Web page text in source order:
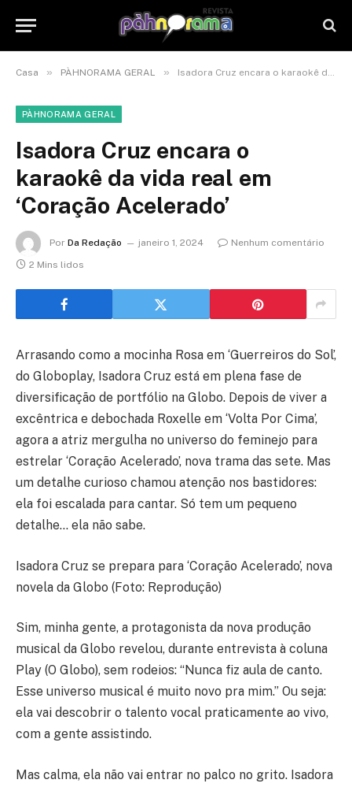
Casa » PÀHNORAMA GERAL » Isadora Cruz encara o karaokê da vida real em ‘Coração Acelerado’
PÀHNORAMA GERAL
Isadora Cruz encara o
karaokê da vida real em
‘Coração Acelerado’
Por Da Redação janeiro 1, 2024
Nenhum comentário
2 Mins lidos
Arrasando como a mocinha Rosa em ‘Guerreiros do Sol’,
do Globoplay, Isadora Cruz está em plena fase de
diversificação de portfólio na Globo. Depois de viver a
excêntrica e debochada Roxelle em ‘Volta Por Cima’,
agora a atriz mergulha no universo do feminejo para
estrelar ‘Coração Acelerado’, nova trama das sete. Mas
um detalhe curioso chamou atenção nos bastidores:
ela foi escalada para cantar. Só tem um pequeno
detalhe… ela não sabe.
Isadora Cruz se prepara para ‘Coração Acelerado’, nova
novela da Globo (Foto: Reprodução)
Sim, minha gente, a protagonista da nova produção
musical da Globo revelou, durante entrevista à coluna
Play (O Globo), sem rodeios: “Nunca fiz aula de canto.
Esse universo musical é muito novo pra mim.” Ou seja:
ela vai descobrir o talento vocal praticamente ao vivo,
com a gente assistindo.
Mas calma, ela não vai entrar no palco no grito. Isadora